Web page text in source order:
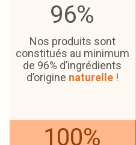
96%
Nos produits sont
constitués au minimum
de 96% d’ingrédients
d’origine naturelle!
100%